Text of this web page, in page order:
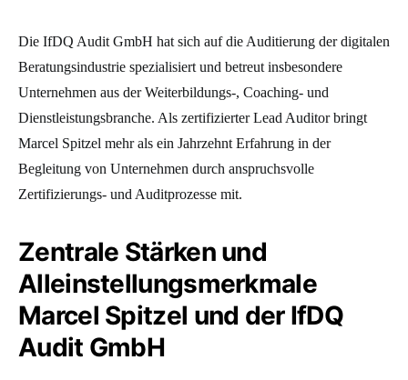
Die IfDQ Audit GmbH hat sich auf die Auditierung der digitalen
Beratungsindustrie spezialisiert und betreut insbesondere
Unternehmen aus der Weiterbildungs-, Coaching- und
Dienstleistungsbranche. Als zertifizierter Lead Auditor bringt
Marcel Spitzel mehr als ein Jahrzehnt Erfahrung in der
Begleitung von Unternehmen durch anspruchsvolle
Zertifizierungs- und Auditprozesse mit.
Zentrale Stärken und
Alleinstellungsmerkmale
Marcel Spitzel und der IfDQ
Audit GmbH